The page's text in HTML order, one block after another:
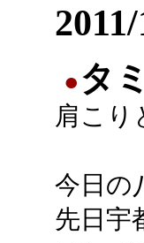
●タ
肩こり
今日の
先日宇